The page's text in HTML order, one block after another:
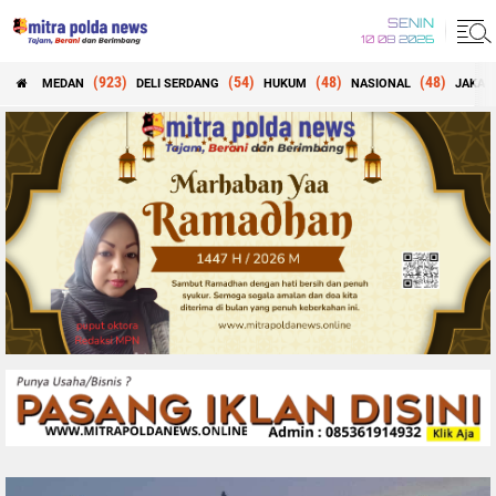
SENIN
10 08 2026
MEDAN (923) DELI SERDANG (54) HUKUM (48) NASIONAL (48)